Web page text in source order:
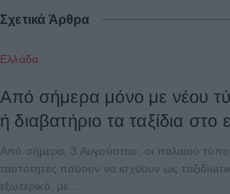
Σχετικά Άρθρα
Ελλάδα
Από σήμερα μόνο με νέου
ή διαβατήριο τα ταξίδια στο
Από σήμερα, 3 Αυγούστου, οι παλαιού
ταυτότητες παύουν να ισχύουν ως
εξωτερικό, με...